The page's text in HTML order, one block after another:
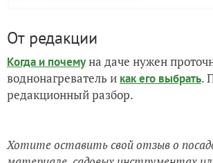
От редакции
Когда и почемуна даче нужен
воднонагреватель и как его выбрать.
редакционный разбор.
Хотите оставить свой отзыв о